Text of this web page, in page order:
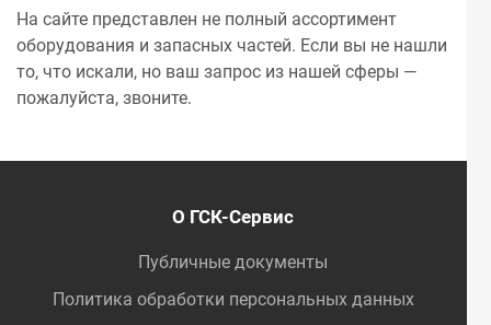
На сайте представлен не полный ассортимент
оборудования и запасных частей. Если вы не нашли
то, что искали, но ваш запрос из нашей сферы —
пожалуйста, звоните.
О ГСК-Сервис
Публичные документы
Политика обработки персональных данных